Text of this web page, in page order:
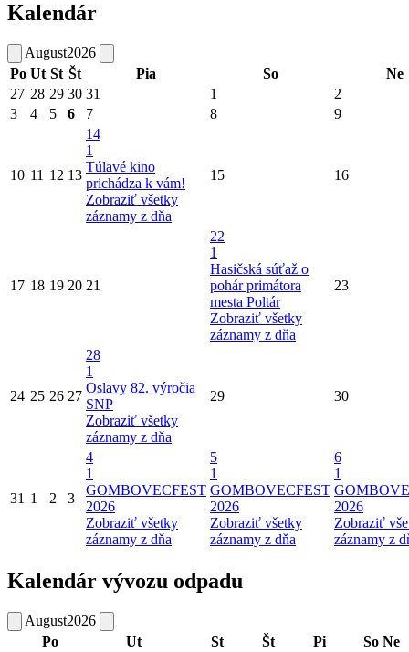
Kalendár
August2026
Po Ut St Št Pia So
Ne
27 28 29 30 31 1
2
3
4 5 6 7 8 9
10 11 12 13
14
1
Túlavé kino
prichádza k vám!
Zobraziť všetky
záznamy z dňa
15 16
17 18 19 20 21
22
1
Hasičská súťaž o
pohár primátora
mesta Poltár
Zobraziť všetky
záznamy z dňa
23
24 25 26 27
28
1
Oslavy 82. výročia
SNP
Zobraziť všetky
záznamy z dňa
29 30
31 1 2 3
4
1
GOMBOVECFEST
2026
Zobraziť všetky
záznamy z dňa
5
1
GOMBOVECFEST
2026
Zobraziť všetky
záznamy z dňa
6
1
2026
Zobraziť
záznamy z
Kalendár vývozu odpadu
August2026
Po
Ut St Št Pi So Ne